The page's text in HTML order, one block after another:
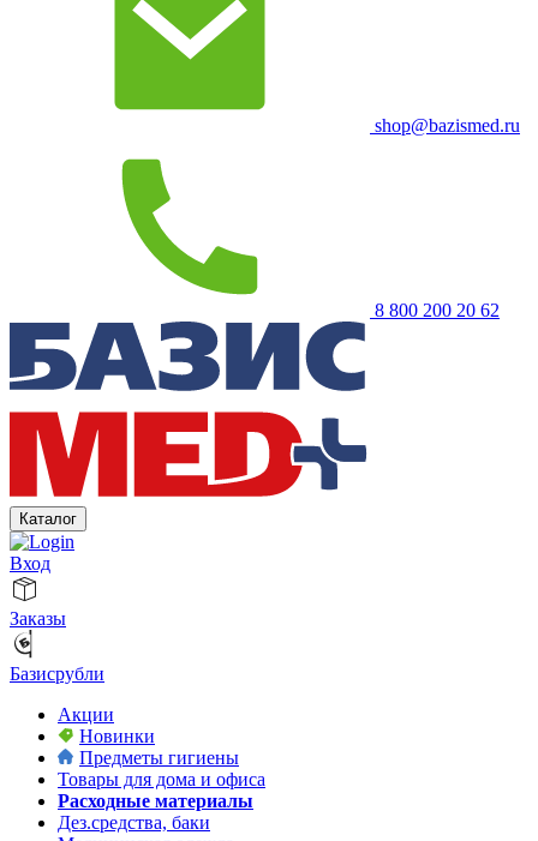
shop@bazismed.ru
8 800 200 20 62
Каталог
Вход
Заказы
Базисрубли
Акции
Новинки
Предметы гигиены
Товары для дома и офиса
Расходные материалы
Дез.средства, баки